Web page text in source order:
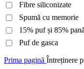
Fibre siliconizate
Spumă cu memorie
15% puf și 85%
Puf de gasca
Prima pagină Întreținere